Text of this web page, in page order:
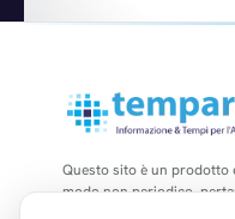
contatto tra metallo e
nuovo…
Questo sito è un prodotto
modo non periodico,